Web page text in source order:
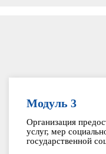
Модуль 3
Организация
услуг, мер
государственной